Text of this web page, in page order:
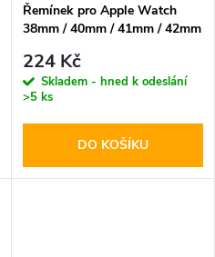
Řemínek pro Apple Watch
38mm / 40mm / 41mm / 42mm
Red
224 Kč
Skladem - hned k odeslání
>5 ks
DO KOŠÍKU